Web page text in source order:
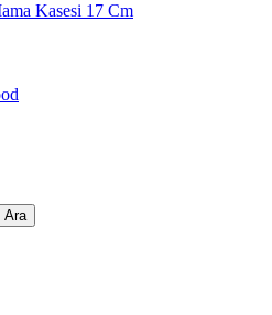
Kasesi 17 Cm
Ara